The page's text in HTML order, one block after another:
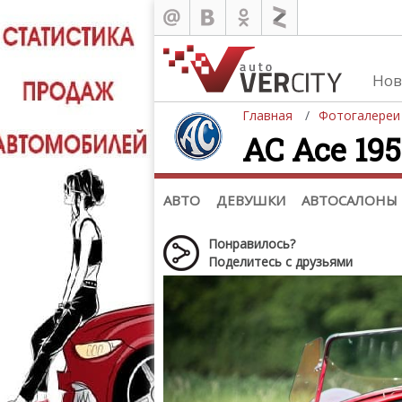
Главная Фотогалереи
AC Ace
АВТО ДЕВУШКИ АВТОСАЛОНЫ
Автомобили
Последние добавления
Список марок
(+1102)
Понравилось?
Поделитесь с друзьями